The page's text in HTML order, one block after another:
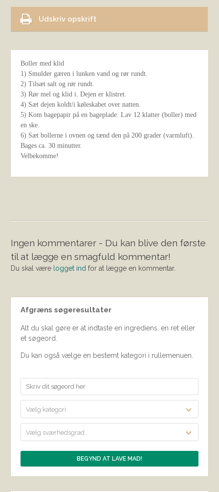
Udskriv opskrift
Boller med klid
1) Smulder gæren i lunken vand og rør rundt.
2) Tilsæt salt og rør rundt.
3) Rør mel og klid i. Dejen er klistret.
4) Sæt dejen koldt/i køleskabet over natten.
5) Kom bagepapir på en bageplade. Lav 12 klatter (boller) med
en ske.
6) Sæt bollerne i ovnen og tænd den på 200 grader (varmluft).
Bages ca. 30 minutter.
Velbekomme!
Ingen kommentarer - Du kan blive den første
til at lægge en smagfuld kommentar!
Du skal være logget ind for at lægge en kommentar.
Afgræns søgeresultater
Alt du skal gøre er at indtaste en ingrediens, en ret eller
et søgeord.
Du kan også vælge en bestemt kategori i rullemenuen.
Vælg kategori
Vælg sværhedsgrad